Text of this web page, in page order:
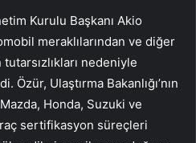
Kurulu Başkanı Akio
meraklılarından ve diğer
nedeniyle
Ulaştırma Bakanlığı’nın
Honda, Suzuki ve
sertifikasyon süreçleri